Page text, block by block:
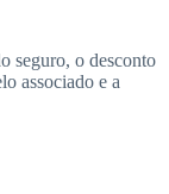
seguro, o desconto
associado e a